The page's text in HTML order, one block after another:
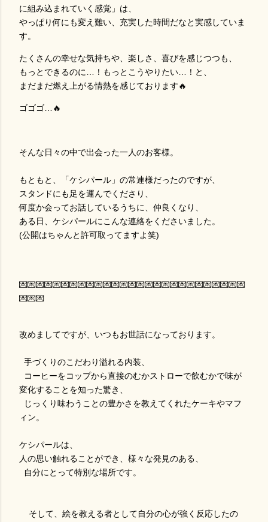
に組み込まれていく感覚」は、
やっぱり何にも変え難い、充実した時間だなと実感していま
す。
たくさんの幸せな気持ちや、楽しさ、喜びを感じつつも、
もっとできるのに…！もっとこうやりたい…！と、
まだまだ燃え上がる情熱を感じております🔥
ゴゴゴ…🔥
そんな日々の中で出会った一人のお客様。
もともと、「ケシパール」の常連様だったのですが、
スタンドにも足を運んでくださり、
何度か会ってお話しているうちに、仲良くなり、
ある日、ケシパールにこんな連絡をくださいました。
(公開はちゃんと許可取ってますよ笑)
💌💌💌💌💌💌💌💌💌💌💌💌💌💌💌💌💌💌💌💌💌💌💌💌💌💌💌
💌💌💌
改めましてですが、いつもお世話になっております。
手づくりのこだわり溢れる内装、
コーヒーをコップから直接のむかストローで飲むかで味が
変化することを知った驚き、
じっくり味わうことの豊かさを教えてくれたケーキやマフ
ィン。
ケシパールは、
人の思い触れることができ、様々な発見のある、
自分にとって特別な場所です。
そして、絵を教える者として自分の心が強く反応したの